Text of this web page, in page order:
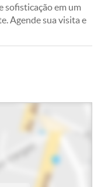
sofisticação em um
Agende sua visita e